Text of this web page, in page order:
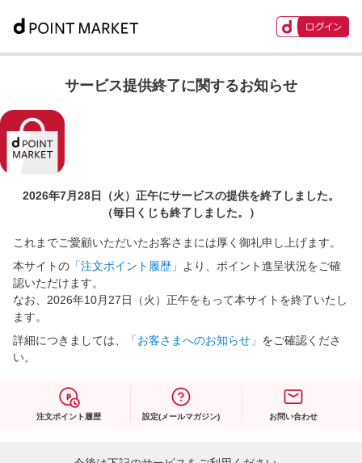
サービス提供終了に関するお知らせ
2026年7月28日（火）正午にサービスの提供を終了しました。
（毎日くじも終了しました。）
これまでご愛顧いただいたお客さまには厚く御礼申し上げます。
本サイトの 「注文ポイント履歴」
より、ポイント進呈状況をご確
認いただけます。
なお、2026年10月27日（火）正午をもって本サイトを終了いたし
ます。
詳細につきましては、
「お客さまへのお知らせ」 をご確認くださ
い。
注文ポイント履歴 設定(メールマガジン) お問い合わせ